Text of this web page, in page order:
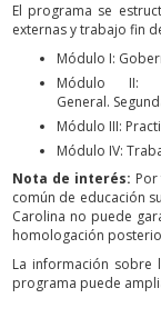
El programa se
externas y trabajo fin
Módulo I:
Módulo II:
General.
Módulo III:
Módulo IV:
Nota de interés:
común de educación
Carolina no puede
homologación
La información sobre
programa puede